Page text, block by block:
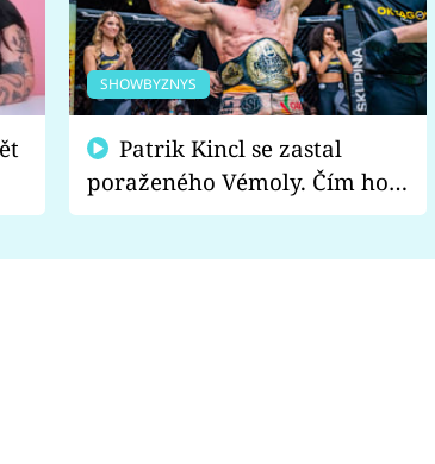
SHOWBYZNYS
poraženého Vémoly. Čím ho
fanoušci naštvali?